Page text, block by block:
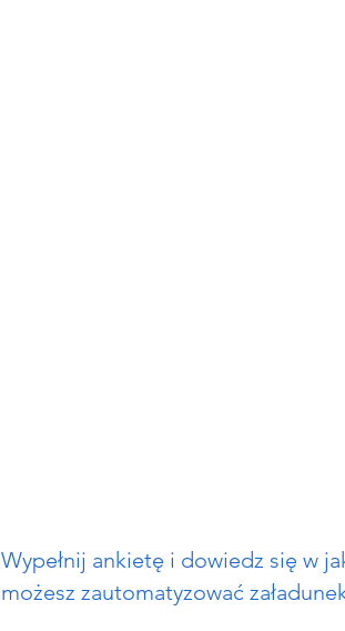
Wypełnij ankietę i dowiedz się w
możesz zautomatyzować